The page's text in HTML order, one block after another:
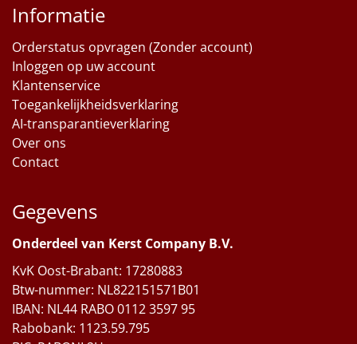
Informatie
Orderstatus opvragen (Zonder account)
Inloggen op uw account
Klantenservice
Toegankelijkheidsverklaring
AI-transparantieverklaring
Over ons
Contact
Gegevens
Onderdeel van Kerst Company B.V.
KvK Oost-Brabant: 17280883
Btw-nummer: NL822151571B01
IBAN: NL44 RABO 0112 3597 95
Rabobank: 1123.59.795